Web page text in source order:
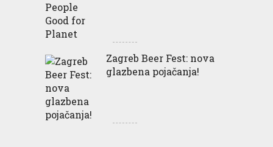
Zagreb Beer Fest: nova
glazbena pojačanja!